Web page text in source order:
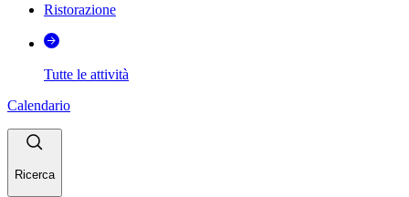
Ristorazione
Tutte le attività
Calendario
Ricerca